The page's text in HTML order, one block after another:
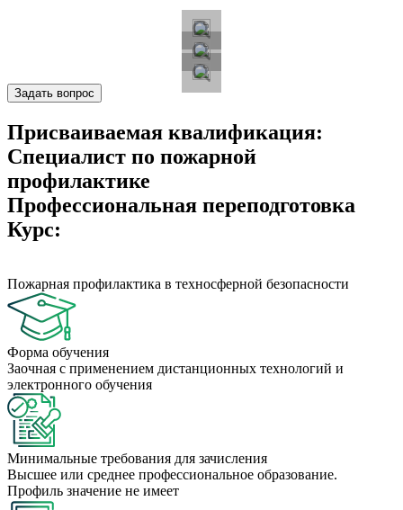
Задать вопрос
Присваиваемая квалификация:
Специалист по пожарной
профилактике
Профессиональная переподготовка
Курс:
Пожарная профилактика в техносферной безопасности
Форма обучения
Заочная с применением дистанционных технологий и
электронного обучения
Минимальные требования для зачисления
Высшее или среднее профессиональное образование.
Профиль значение не имеет